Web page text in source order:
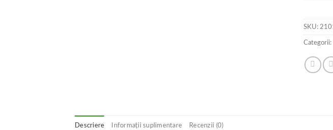
SKU:
Categorii:
Descriere Informații suplimentare Recenzii (0)